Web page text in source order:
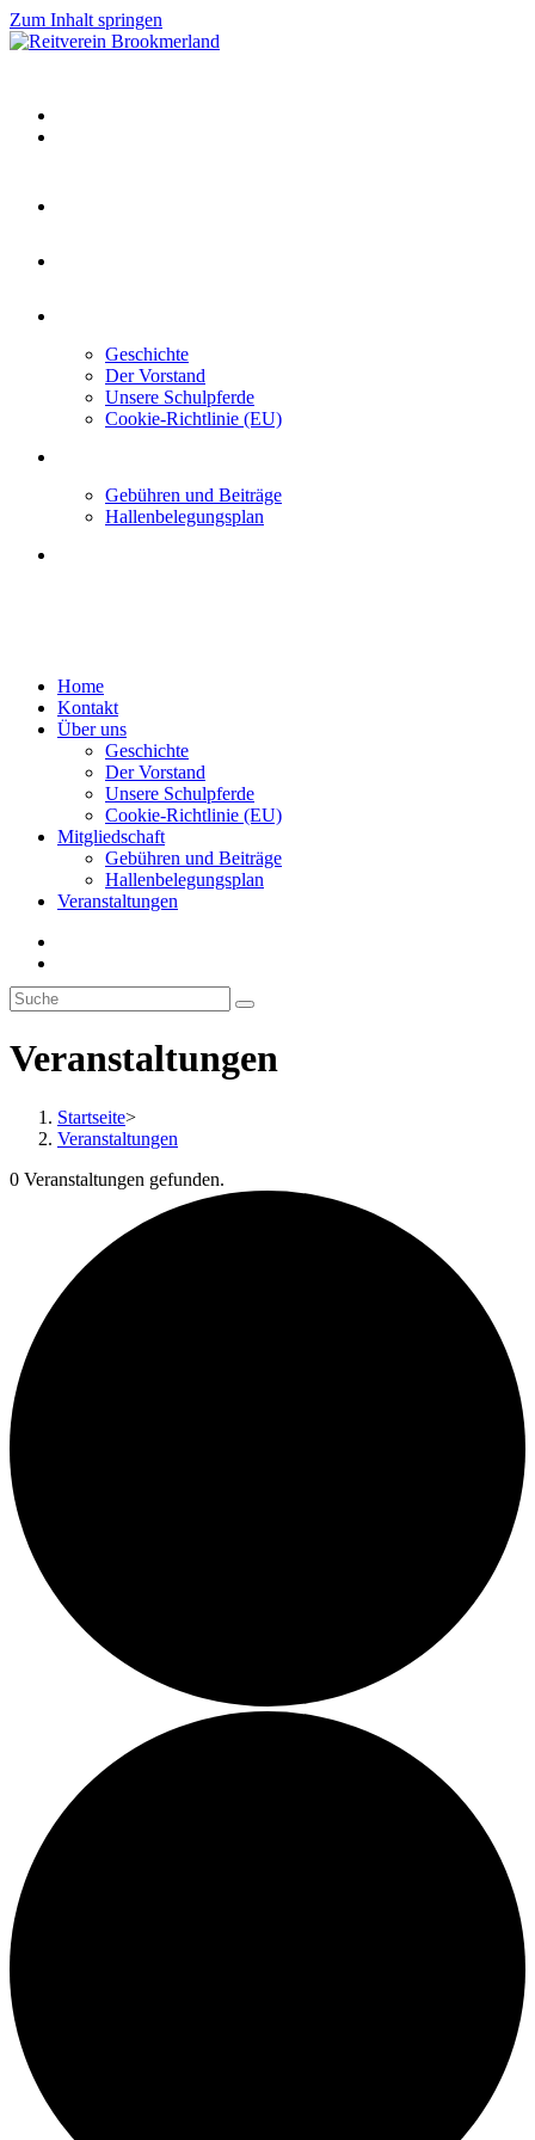
Zum Inhalt springen
Geschichte
Der Vorstand
Unsere Schulpferde
Cookie-Richtlinie (EU)
Gebühren und Beiträge
Hallenbelegungsplan
Home
Kontakt
Über uns
Geschichte
Der Vorstand
Unsere Schulpferde
Cookie-Richtlinie (EU)
Mitgliedschaft
Gebühren und Beiträge
Hallenbelegungsplan
Veranstaltungen
Veranstaltungen
Startseite>
Veranstaltungen
0 Veranstaltungen gefunden.